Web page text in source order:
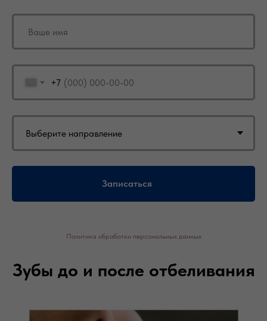
+7
Записаться
Политика обработки персональных данных
Зубы до и после отбеливания